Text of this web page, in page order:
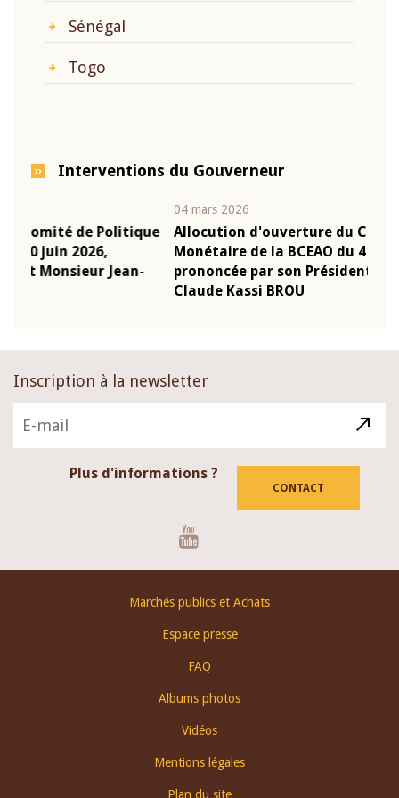
Sénégal
Togo
Interventions du Gouverneur
Allocution d'ouverture du Comité de Politique
Monétaire de la BCEAO du 4 mars 2026,
prononcée par son Président Monsieur Jean-
Inscription à la newsletter
Plus d'informations ?
CONTACT
Marchés publics et Achats
Espace presse
FAQ
Albums photos
Vidéos
Mentions légales
Plan du site